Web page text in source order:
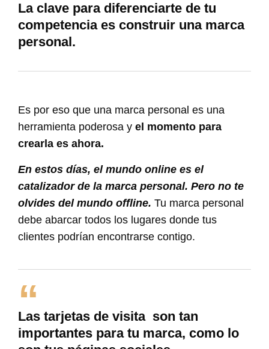
La clave para diferenciarte de tu
competencia es construir una marca
personal.
Es por eso que una marca personal es una
herramienta poderosa y el momento para
crearla es ahora.
En estos días, el mundo online es el
catalizador de la marca personal. Pero no te
olvides del mundo offline. Tu marca personal
debe abarcar todos los lugares donde tus
clientes podrían encontrarse contigo.
Las tarjetas de visita son tan
importantes para tu marca, como lo